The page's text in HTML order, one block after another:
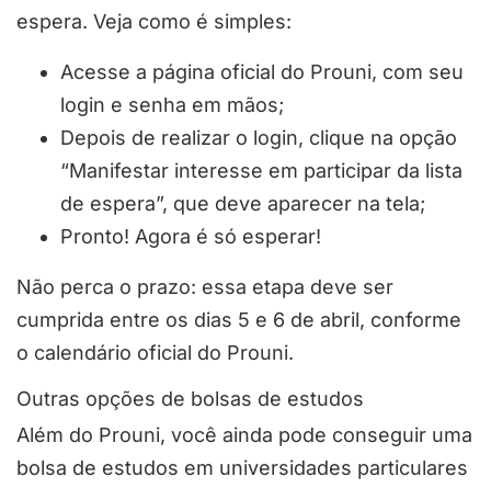
espera. Veja como é simples:
Acesse a página oficial do Prouni, com seu
login e senha em mãos;
Depois de realizar o login, clique na opção
“Manifestar interesse em participar da lista
de espera”, que deve aparecer na tela;
Pronto! Agora é só esperar!
Não perca o prazo: essa etapa deve ser
cumprida entre os dias 5 e 6 de abril, conforme
o calendário oficial do Prouni.
Outras opções de bolsas de estudos
Além do Prouni, você ainda pode conseguir uma
bolsa de estudos em universidades particulares